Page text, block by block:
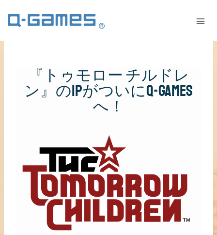
『トゥモロー チルドレ
ン』のIPがついにQ-Games
へ！